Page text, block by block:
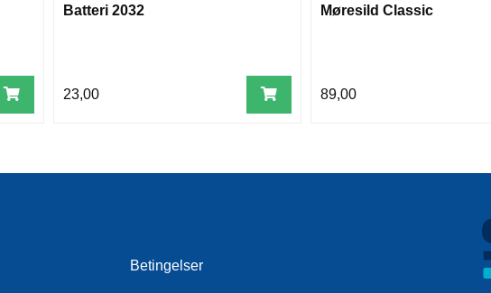
Batteri 2032
23,00
Møresild Classic
89,00
Betingelser